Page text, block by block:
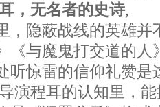
，无名者的史诗, -
，隐蔽战线的英雄并
《与魔鬼打交道的人
听惊雷的信仰礼赞
程耳的认知里，能